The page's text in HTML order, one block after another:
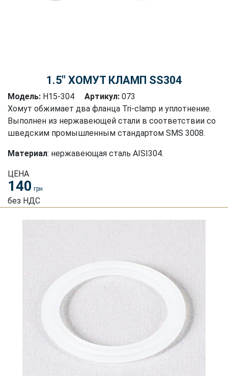
1.5″ ХОМУТ КЛАМП SS304
Модель: H15-304 Артикул: 073
Хомут обжимает два фланца Tri-clamp и уплотнение.
Выполнен из нержавеющей стали в соответствии со
шведским промышленным стандартом SMS 3008.
Материал: нержавеющая сталь AISI304.
ЦЕНА
140 грн
без НДС